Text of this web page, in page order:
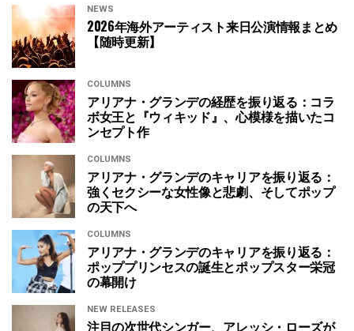
NEWS
2026年海外アーティスト来日公演情報まとめ
【随時更新】
COLUMNS
アリアナ・グランデの経歴を振り返る：コラ
ボ女王と『ウィキッド』、心模様を描いたコ
ンセプト作
COLUMNS
アリアナ・グランデのキャリアを振り返る：
強くセクシーな女性像と悲劇、そしてポップ
の天下へ
COLUMNS
アリアナ・グランデのキャリアを振り返る：
ポッププリンセスの誕生とポップスター栄冠
の幕開け
NEW RELEASES
注目の次世代シンガー、アレッシ・ローズが